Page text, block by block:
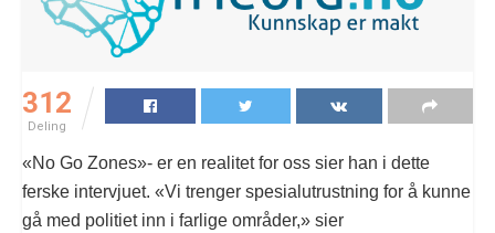
312
Deling
«No Go Zones»- er en realitet for oss sier han i dette
ferske intervjuet. «Vi trenger spesialutrustning for å kunne
gå med politiet inn i farlige områder,» sier